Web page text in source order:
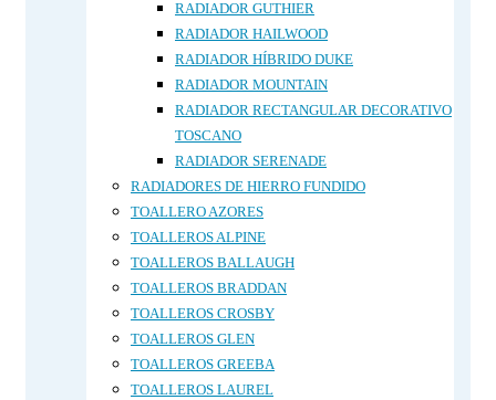
RADIADOR GUTHIER
RADIADOR HAILWOOD
RADIADOR HÍBRIDO DUKE
RADIADOR MOUNTAIN
RADIADOR RECTANGULAR DECORATIVO
TOSCANO
RADIADOR SERENADE
RADIADORES DE HIERRO FUNDIDO
TOALLERO AZORES
TOALLEROS ALPINE
TOALLEROS BALLAUGH
TOALLEROS BRADDAN
TOALLEROS CROSBY
TOALLEROS GLEN
TOALLEROS GREEBA
TOALLEROS LAUREL